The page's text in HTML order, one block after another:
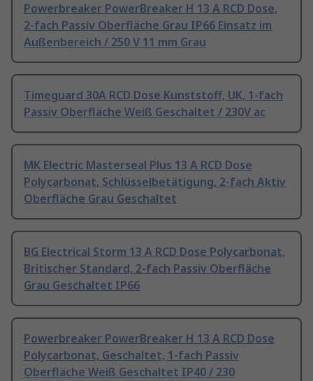
Powerbreaker PowerBreaker H 13 A RCD Dose,
2-fach Passiv Oberfläche Grau IP66 Einsatz im
Außenbereich / 250 V 11 mm Grau
Timeguard 30A RCD Dose Kunststoff, UK, 1-fach
Passiv Oberfläche Weiß Geschaltet / 230V ac
MK Electric Masterseal Plus 13 A RCD Dose
Polycarbonat, Schlüsselbetätigung, 2-fach Aktiv
Oberfläche Grau Geschaltet
BG Electrical Storm 13 A RCD Dose Polycarbonat,
Britischer Standard, 2-fach Passiv Oberfläche
Grau Geschaltet IP66
Powerbreaker PowerBreaker H 13 A RCD Dose
Polycarbonat, Geschaltet, 1-fach Passiv
Oberfläche Weiß Geschaltet IP40 / 230